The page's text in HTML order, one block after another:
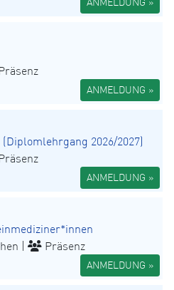
ANMELDUNG »
(Diplomlehrgang 2026/2027)
ANMELDUNG »
| Präsenz
ANMELDUNG »